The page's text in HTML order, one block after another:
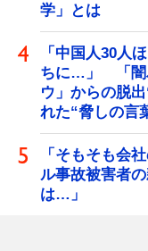
学」とは
「中国人30人
ちに…」 「闇
ウ」からの脱
れた“脅しの言
「そもそも会
ル事故被害者
は…」